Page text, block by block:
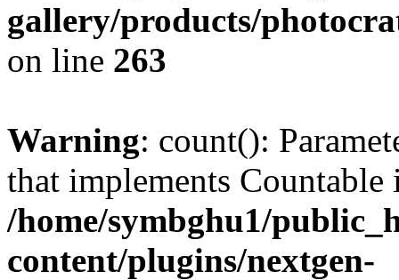
gallery/products/
on line 263
Warning: count():
that implements Countable
/home/symbghu1/
content/plugins/nextgen-